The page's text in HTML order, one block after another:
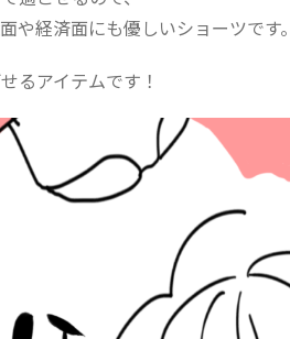
経済面にも優しいショーツです。
るアイテムです！